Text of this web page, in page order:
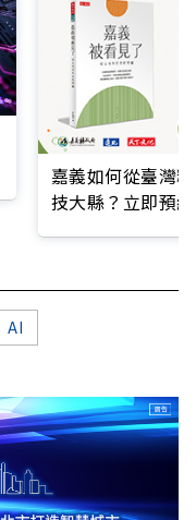
嘉義如何從臺灣
技大縣？立即預
AI